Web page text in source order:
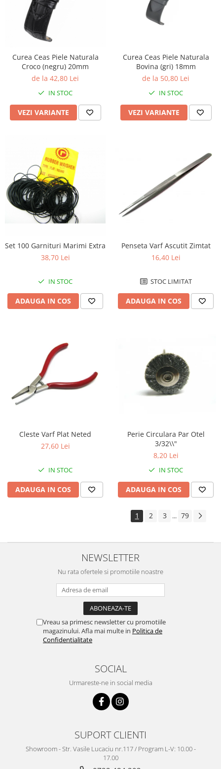
Curea Ceas Piele Naturala
Croco (negru) 20mm
de la 42,80 Lei
IN STOC
VEZI VARIANTE
Curea Ceas Piele Naturala
Bovina (gri) 18mm
de la 50,80 Lei
IN STOC
VEZI VARIANTE
Set 100 Garnituri Marimi Extra
38,70 Lei
IN STOC
ADAUGA IN COS
Penseta Varf Ascutit Zimtat
16,40 Lei
STOC LIMITAT
ADAUGA IN COS
Cleste Varf Plat Neted
27,60 Lei
IN STOC
ADAUGA IN COS
Perie Circulara Par Otel
3/32\\"
8,20 Lei
IN STOC
ADAUGA IN COS
1 2 3 ... 79
NEWSLETTER
Nu rata ofertele si promotiile noastre
Vreau sa primesc newsletter cu promotiile
magazinului. Afla mai multe in Politica de
Confidentialitate
SOCIAL
Urmareste-ne in social media
SUPORT CLIENTI
Showroom - Str. Vasile Lucaciu nr.117 / Program L-V: 10.00 -
17.00